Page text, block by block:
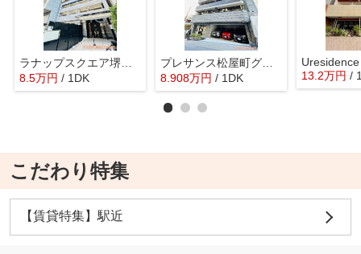
8.5万円 / 1DK
プレサンス松屋町グレース
8.908万円 / 1DK 13.2万円 /
こだわり特集
【賃貸特集】駅近